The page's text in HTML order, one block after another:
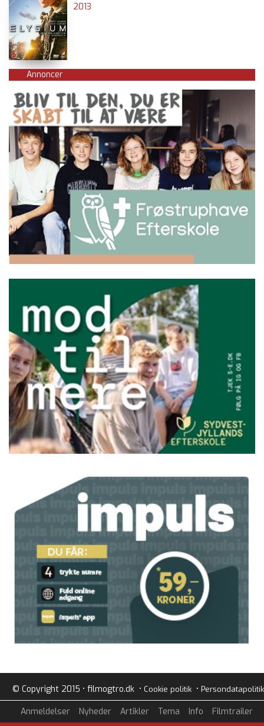
2013
Annoncer
© Copyright 2015 • filmogtro.dk • Cookie politik• Persondatapolitik
Anmeldelser Nyheder Artikler Tema Info Filmtrailer